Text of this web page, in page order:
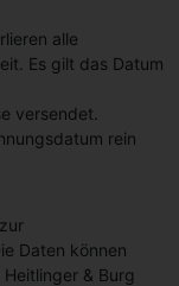
alle
Es gilt das Datum
versendet.
rein
Daten können
& Burg